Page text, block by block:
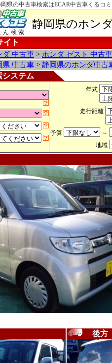
県の中古車検索はECAR中古車くるコミ
ん検索
静岡県のホン
イト
ダ 中古車 > ホンダ ゼスト 中古
県 中古車 > 静岡県のホンダ中古
システム
年式
走行距離
予算
～
地域
後方